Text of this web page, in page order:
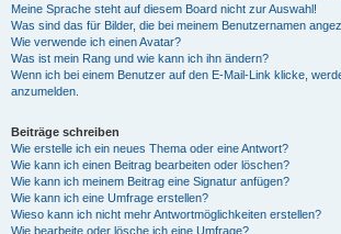
Meine Sprache steht auf diesem Board nicht zur Auswahl!
Was sind das für Bilder, die bei meinem Benutzernamen
Wie verwende ich einen Avatar?
Was ist mein Rang und wie kann ich ihn ändern?
Wenn ich bei einem Benutzer auf den E-Mail-Link klicke,
anzumelden.
Beiträge schreiben
Wie erstelle ich ein neues Thema oder eine Antwort?
Wie kann ich einen Beitrag bearbeiten oder löschen?
Wie kann ich meinem Beitrag eine Signatur anfügen?
Wie kann ich eine Umfrage erstellen?
Wieso kann ich nicht mehr Antwortmöglichkeiten erstellen?
Wie bearbeite oder lösche ich eine Umfrage?